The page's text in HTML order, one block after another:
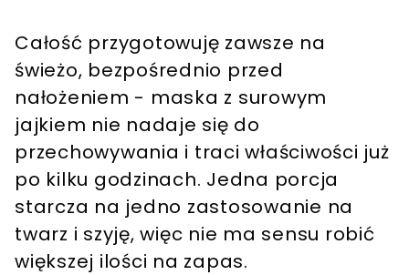
Całość przygotowuję zawsze na
świeżo, bezpośrednio przed
nałożeniem - maska z surowym
jajkiem nie nadaje się do
przechowywania i traci właściwości już
po kilku godzinach. Jedna porcja
starcza na jedno zastosowanie na
twarz i szyję, więc nie ma sensu robić
większej ilości na zapas.